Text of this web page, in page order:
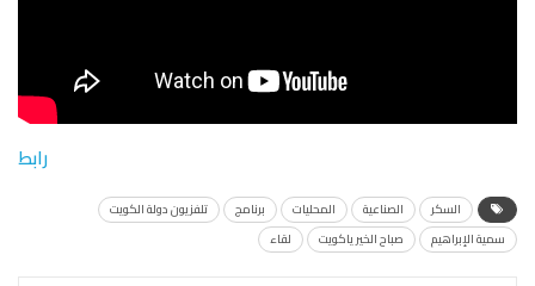
رابط
السكر الصناعية المحليات برنامج
تلفزيون دولة الكويت
سمية الإبراهيم
صباح الخير ياكويت لقاء